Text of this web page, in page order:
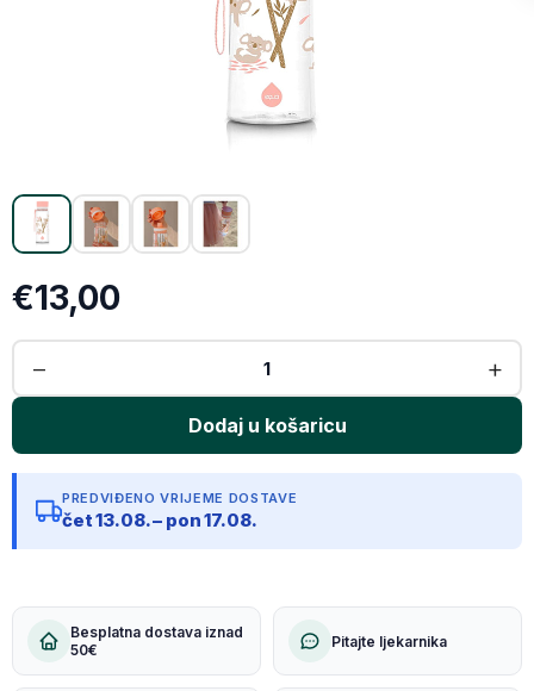
X (Twitter)
Kopiraj link
€13,00
PREDVIĐENO VRIJEME DOSTAVE
čet 13.08. – pon 17.08.
Besplatna dostava iznad
50€
Pitajte ljekarnika